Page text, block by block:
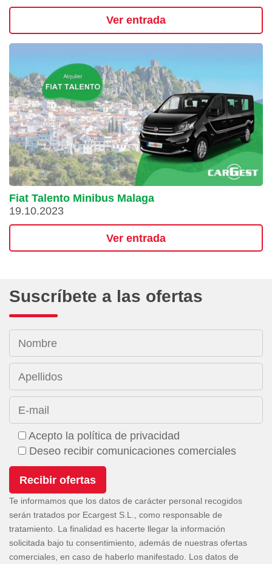
Ver entrada
Fiat Talento Minibus Malaga
19.10.2023
Ver entrada
Suscríbete a las ofertas
Nombre
Apellidos
E-mail
Acepto la política de privacidad
Deseo recibir comunicaciones comerciales
Te informamos que los datos de carácter personal recogidos
serán tratados por Ecargest S.L., como responsable de
tratamiento. La finalidad es hacerte llegar la información
solicitada bajo tu consentimiento, además de nuestras ofertas
comerciales, en caso de haberlo manifestado. Los datos de